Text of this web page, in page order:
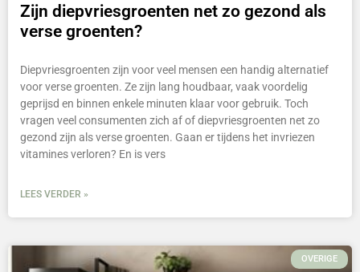
Zijn diepvriesgroenten net zo gezond als
verse groenten?
Diepvriesgroenten zijn voor veel mensen een handig alternatief
voor verse groenten. Ze zijn lang houdbaar, vaak voordelig
geprijsd en binnen enkele minuten klaar voor gebruik. Toch
vragen veel consumenten zich af of diepvriesgroenten net zo
gezond zijn als verse groenten. Gaan er tijdens het invriezen
vitamines verloren? En is vers
LEES VERDER »
OVERIGE